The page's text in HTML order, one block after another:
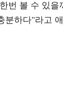
번 볼 수 있
분하다"라고